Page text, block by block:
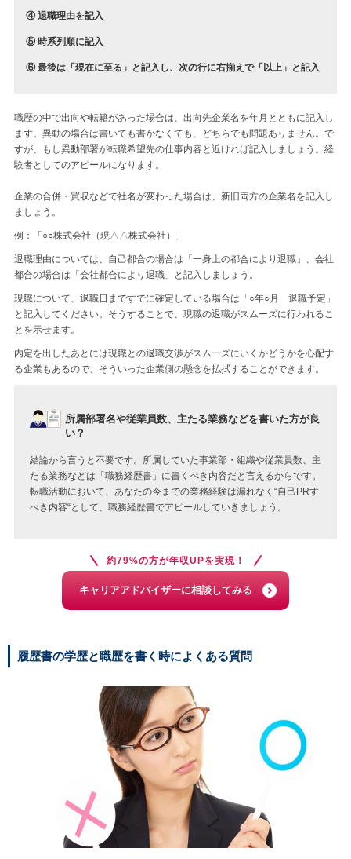
④ 退職理由を記入
⑤ 時系列順に記入
⑥ 最後は「現在に至る」と記入し、次の行に右揃えで「以上」と記入
職歴の中で出向や転籍があった場合は、出向先企業名を年月とともに記入し
ます。異動の場合は書いても書かなくても、どちらでも問題ありません。で
すが、もし異動部署が転職希望先の仕事内容と近ければ記入しましょう。経
験者としてのアピールになります。
企業の合併・買収などで社名が変わった場合は、新旧両方の企業名を記入し
ましょう。
例：「○○株式会社（現△△株式会社）」
退職理由については、自己都合の場合は「一身上の都合により退職」、会社
都合の場合は「会社都合により退職」と記入しましょう。
現職について、退職日まですでに確定している場合は「○年○月 退職予定」
と記入してください。そうすることで、現職の退職がスムーズに行われるこ
とを示せます。
内定を出したあとには現職との退職交渉がスムーズにいくかどうかを心配す
る企業もあるので、そういった企業側の懸念を払拭することができます。
所属部署名や従業員数、主たる業務などを書いた方が良
い？
結論から言うと不要です。所属していた事業部・組織や従業員数、主
たる業務などは「職務経歴書」に書くべき内容だと言えるからです。
転職活動において、あなたの今までの業務経験は漏れなく“自己PRす
べき内容“として、職務経歴書でアピールしていきましょう。
約79%の方が年収UPを実現！
キャリアアドバイザーに相談してみる
履歴書の学歴と職歴を書く時によくある質問